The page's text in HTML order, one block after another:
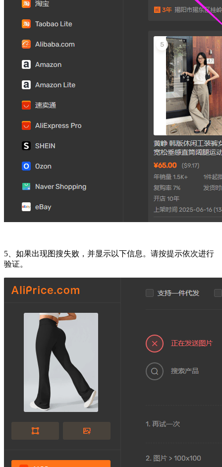
5、如果出现图搜失败，并显示以下信息。请按提示依次进行
验证。